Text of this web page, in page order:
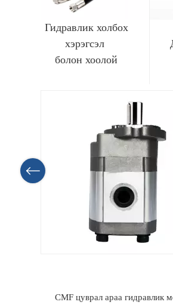
Гидравлик холбох
хэрэгсэл
болон хоолой
BLINCE HMS08 цувралын радиаль